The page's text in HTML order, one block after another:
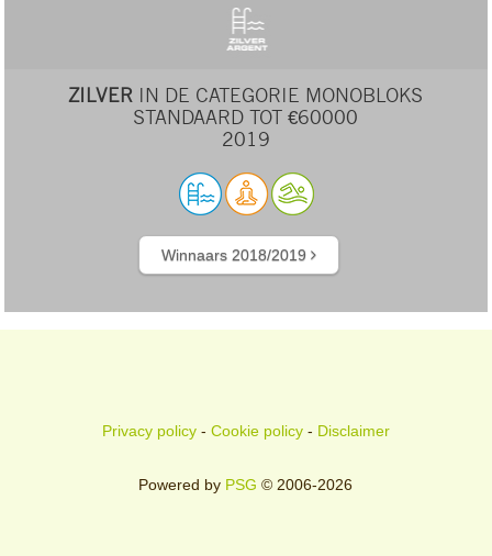
ZILVER IN DE CATEGORIE MONOBLOKS
STANDAARD TOT €60000
2019
Winnaars 2018/2019
Privacy policy- Cookie policy- Disclaimer
Powered by PSG © 2006-2026